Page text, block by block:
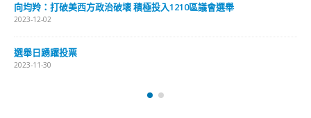
向均羚：打破美西方政治破壞 積極投入1210區議會選舉
2023-12-02
選舉日踴躍投票
2023-11-30